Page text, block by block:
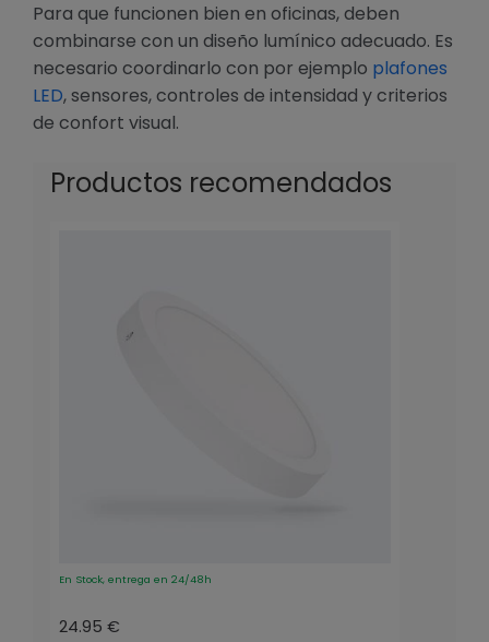
Para que funcionen bien en oficinas, deben
combinarse con un diseño lumínico adecuado. Es
necesario coordinarlo con por ejemplo plafones
LED, sensores, controles de intensidad y criterios
de confort visual.
Productos recomendados
En Stock, entrega en 24/48h
24.95 €